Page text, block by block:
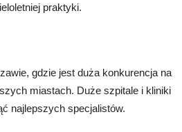
praktyki.
gdzie jest duża konkurencja na
miastach. Duże szpitale i kliniki
najlepszych specjalistów.